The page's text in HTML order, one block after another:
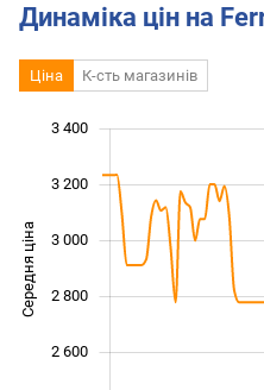
Динаміка цін на
Ціна К-сть магазинів
Середня ціна
2 600
2 800
3 000
3 400
3 200